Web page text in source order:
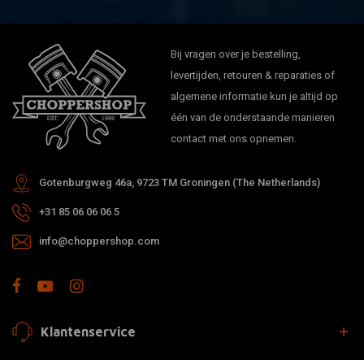
Bij vragen over je bestelling,
levertijden, retouren & reparaties of
algemene informatie kun je altijd op
één van de onderstaande manieren
contact met ons opnemen.
Gotenburgweg 46a, 9723 TM Groningen (The Netherlands)
+31 85 06 06 06 5
info@choppershop.com
Klantenservice